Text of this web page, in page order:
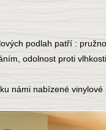
podlah patří :
odolnost proti
námi nabízené vinylové